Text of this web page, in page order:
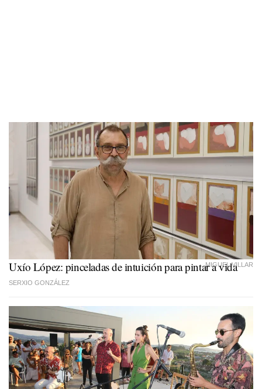
MIGUEL VILLAR
Uxío López: pinceladas de intuición para pintar a vida
SERXIO GONZÁLEZ